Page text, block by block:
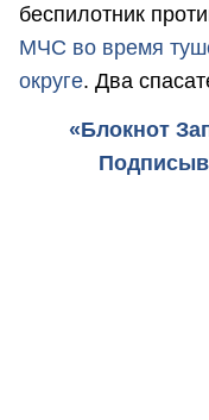
беспилотник
МЧС во время
округе. Два
«Блокнот